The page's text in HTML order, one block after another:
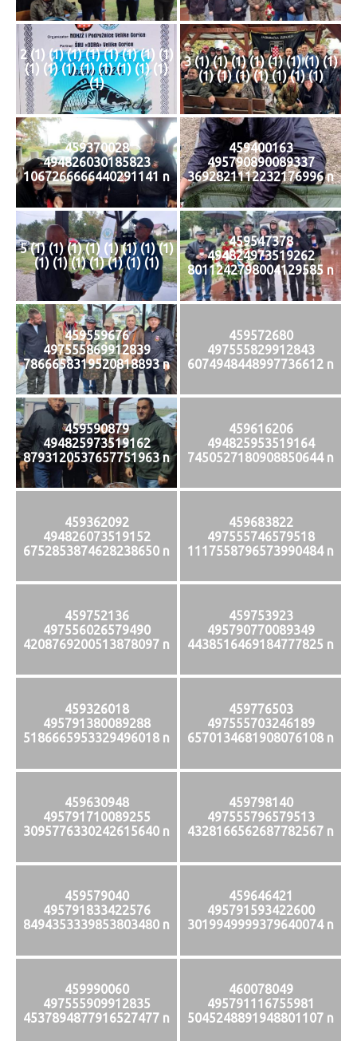
2 (1) (1) (1) (1) (1) (1) (1) (1)
(1) (1) (1) (1) (1) (1) (1) (1)
(1)
3 (1) (1) (1) (1) (1) (1) (1) (1)
(1) (1) (1) (1) (1) (1) (1)
459370028
494826030185823
1067266666440291141 n
459400163
495790890089337
3692821112232176996 n
5 (1) (1) (1) (1) (1) (1) (1) (1)
(1) (1) (1) (1) (1) (1) (1)
459547378
494824973519262
8011242798004129585 n
459559676
497555869912839
7866658319520818893 n
459572680
497555829912843
6074948448997736612 n
459590879
494825973519162
8793120537657751963 n
459616206
494825953519164
7450527180908850644 n
459362092
494826073519152
6752853874628238650 n
459683822
497555746579518
1117558796573990484 n
459752136
497556026579490
4208769200513878097 n
459753923
495790770089349
4438516469184777825 n
459326018
495791380089288
5186665953329496018 n
459776503
497555703246189
6570134681908076108 n
459630948
495791710089255
3095776330242615640 n
459798140
497555796579513
4328166562687782567 n
459579040
495791833422576
8494353339853803480 n
459646421
495791593422600
3019949999379640074 n
459990060
497555909912835
4537894877916527477 n
460078049
495791116755981
5045248891948801107 n